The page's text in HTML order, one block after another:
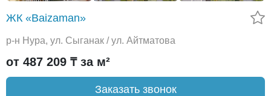
ЖК «Baizaman»
р-н Нура, ул. Сыганак / ул. Айтматова
от 487 209 ₸ за м²
Заказать звонок